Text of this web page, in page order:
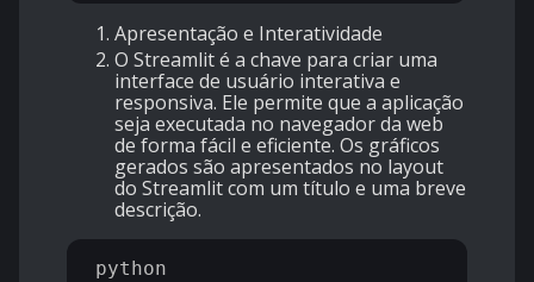
Apresentação e Interatividade
O Streamlit é a chave para criar uma
interface de usuário interativa e
responsiva. Ele permite que a aplicação
seja executada no navegador da web
de forma fácil e eficiente. Os gráficos
gerados são apresentados no layout
do Streamlit com um título e uma breve
descrição.
python